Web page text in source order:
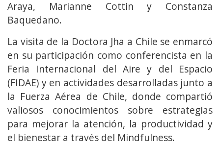
Araya, Marianne Cottin y Constanza
Baquedano.
La visita de la Doctora Jha a Chile se enmarcó
en su participación como conferencista en la
Feria Internacional del Aire y del Espacio
(FIDAE) y en actividades desarrolladas junto a
la Fuerza Aérea de Chile, donde compartió
valiosos conocimientos sobre estrategias
para mejorar la atención, la productividad y
el bienestar a través del Mindfulness.